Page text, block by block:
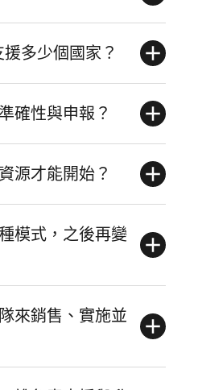
多少個國家？
確性與申報？
源才能開始？
模式，之後再變
來銷售、實施並